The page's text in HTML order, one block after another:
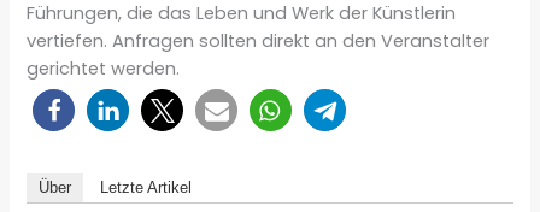
Führungen, die das Leben und Werk der Künstlerin
vertiefen. Anfragen sollten direkt an den Veranstalter
gerichtet werden.
Über Letzte Artikel